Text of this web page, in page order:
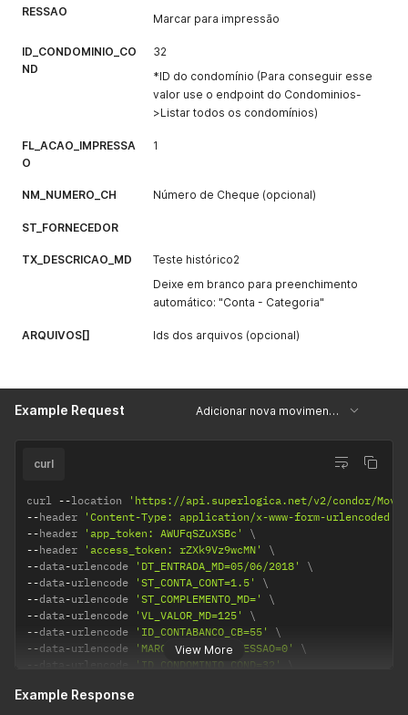
RESSAO
Marcar para impressão
ID_CONDOMINIO_CO
ND
32
*ID do condomínio (Para conseguir esse
valor use o endpoint do Condominios-
>Listar todos os condomínios)
FL_ACAO_IMPRESSA
O
1
NM_NUMERO_CH Número de Cheque (opcional)
ST_FORNECEDOR
TX_DESCRICAO_MD
Teste histórico2
Deixe em branco para preenchimento
automático: "Conta - Categoria"
ARQUIVOS[] Ids dos arquivos (opcional)
Example Request Adicionar nova movimentação bancária
View More
curl
curl --location
'https://api.superlogica.net/v2/condor/
--header
'Content-Type: application/x-www-form-urlencoded'
--header 'app_token: AWUFqSZuXSBc'
--header 'access_token: rZXk9Vz9wcMN'
--data-urlencode 'DT_ENTRADA_MD=05/06/2018'
--data-urlencode 'ST_CONTA_CONT=1.5'
--data-urlencode 'ST_COMPLEMENTO_MD='
--data-urlencode 'VL_VALOR_MD=125'
--data-urlencode 'ID_CONTABANCO_CB=55'
--data-urlencode 'MARCAR_PARA_IMPRESSAO=0'
urlencode 'ID_CONDOMINIO_COND=32'
--data- urlencode
Example Response